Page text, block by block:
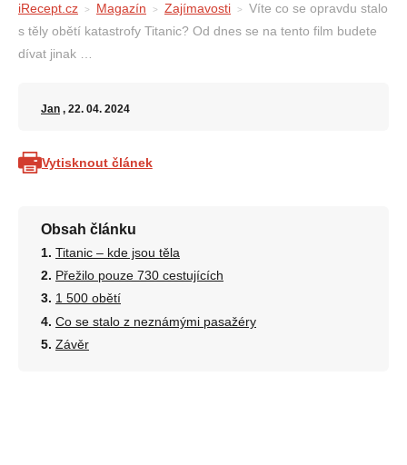
iRecept.cz Magazín Zajímavosti
Víte co se opravdu stalo
s těly obětí katastrofy Titanic? Od dnes se na tento film budete
dívat jinak …
Jan , 22. 04. 2024
Vytisknout článek
Obsah článku
Titanic – kde jsou těla
Přežilo pouze 730 cestujících
1 500 obětí
Co se stalo z neznámými pasažéry
Závěr